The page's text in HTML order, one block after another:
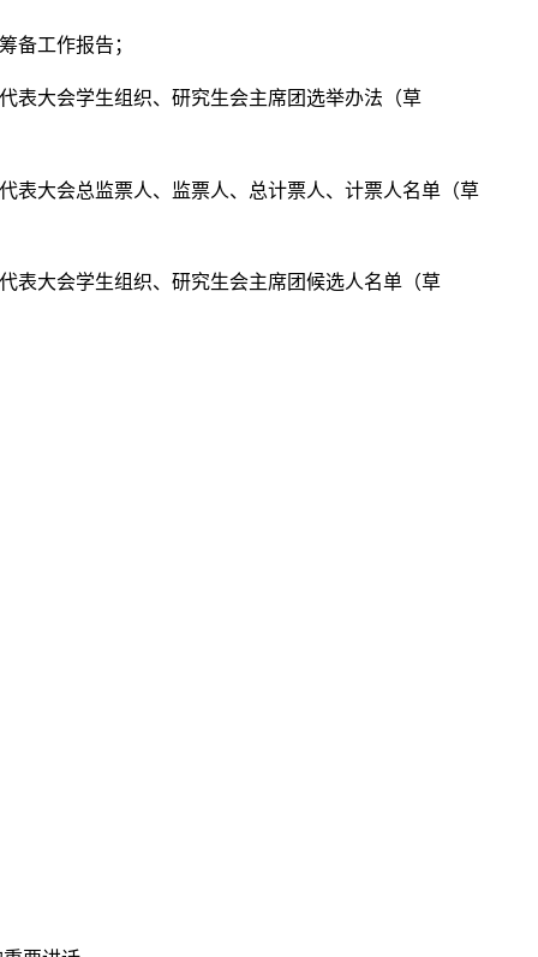
备工作报告；
表大会学生组织、研究生会主席团选举办法（草
表大会总监票人、监票人、总计票人、计票人名单（草
表大会学生组织、研究生会主席团候选人名单（草